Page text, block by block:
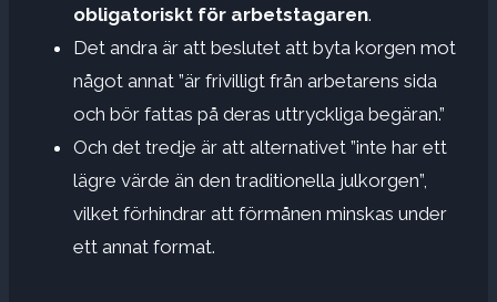
obligatoriskt för arbetstagaren.
Det andra är att beslutet att byta korgen mot
något annat ”är frivilligt från arbetarens sida
och bör fattas på deras uttryckliga begäran.”
Och det tredje är att alternativet ”inte har ett
lägre värde än den traditionella julkorgen”,
vilket förhindrar att förmånen minskas under
ett annat format.